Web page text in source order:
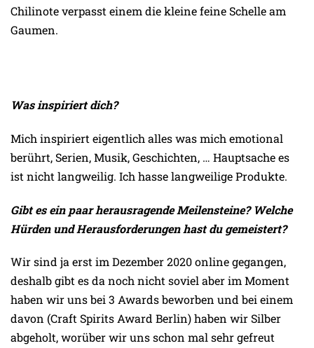
Chilinote verpasst einem die kleine feine Schelle am
Gaumen.
Was inspiriert dich?
Mich inspiriert eigentlich alles was mich emotional
berührt, Serien, Musik, Geschichten, … Hauptsache es
ist nicht langweilig. Ich hasse langweilige Produkte.
Gibt es ein paar herausragende Meilensteine? Welche
Hürden und Herausforderungen hast du gemeistert?
Wir sind ja erst im Dezember 2020 online gegangen,
deshalb gibt es da noch nicht soviel aber im Moment
haben wir uns bei 3 Awards beworben und bei einem
davon (Craft Spirits Award Berlin) haben wir Silber
abgeholt, worüber wir uns schon mal sehr gefreut